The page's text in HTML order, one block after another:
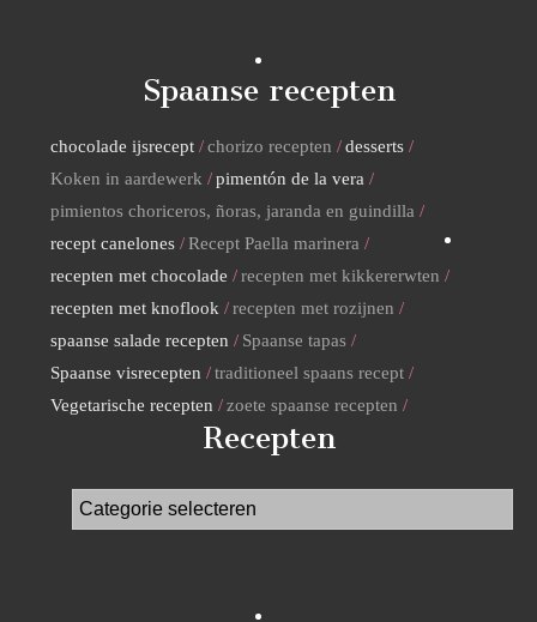
Spaanse recepten
chocolade ijsrecept chorizo recepten
desserts
Koken in aardewerk
pimentón de la vera
pimientos choriceros, ñoras, jaranda en guindilla
recept canelones
Recept Paella marinera
recepten met chocolade
recepten met kikkererwten
recepten met knoflook
recepten met rozijnen
spaanse salade recepten
Spaanse tapas
Spaanse visrecepten
traditioneel spaans recept
Vegetarische recepten
zoete spaanse recepten
Recepten